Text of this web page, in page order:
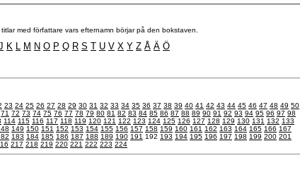
med författare vars efternamn börjar på den bokstaven.
K L M N O P Q R S T U V X Y Z Å Ä Ö
23 24 25 26 27 28 29 30 31 32 33 34 35 36 37 38 39 40 41 42 43 44 45 46 47 48 49 50
71 72 73 74 75 76 77 78 79 80 81 82 83 84 85 86 87 88 89 90 91 92 93 94 95 96 97 98
114 115 116 117 118 119 120 121 122 123 124 125 126 127 128 129 130 131 132 133
149 150 151 152 153 154 155 156 157 158 159 160 161 162 163 164 165 166 167
183 184 185 186 187 188 189 190 191 192 193 194 195 196 197 198 199 200 201
217 218 219 220 221 222 223 224